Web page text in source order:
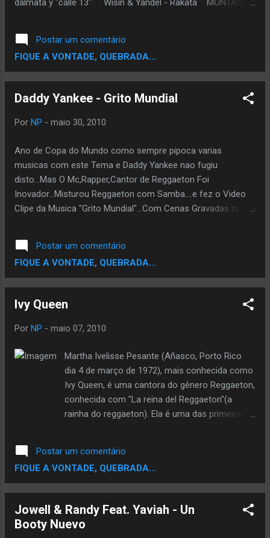
dalmata y "calle 13" Wisin & Yandel - Rakata MONTANA
Y Tito, Zion Y Lennox, Daddy Yankee, Luny Tunes - Mas Flow
Zion - Fantasma
Postar um comentário
FIQUE A VONTADE, QUEBRADA...
Daddy Yankee - Grito Mundial
Por NP - maio 30, 2010
Ano de Copa do Mundo como sempre pipoca varias
musicas com este Tema e Daddy Yankee nao fugiu
disto...Mas O Mc,Rapper,Cantor de Reggaeton Foi
Inovador...Misturou Reggaeton com Samba....e fez o Video
Clipe da Musica "Grito Mundial"...Com Cenas Gravadas no
nossa Capoeira..Claro q ele mostro a Unial de varias
Cutura..atravez do Futebol..mas como o brasil è o melhor no
Esporte teve um melhor Destaque no Clipe Veja:
Postar um comentário
FIQUE A VONTADE, QUEBRADA...
Ivy Queen
Por NP - maio 07, 2010
Martha Ivelisse Pesante (Añasco, Porto Rico
dia 4 de março de 1972), mais conhecida como
Ivy Queen, é uma cantora do gênero Reggaeton,
conhecida com "La reina del Reggaeton"(a
rainha do reggaeton). Ela é uma das primeiras
singles em top 10, além de 900,000 álbuns
vendidos no mundo. Ivy Queen - Amor De
Ganster (Sentimiento Platinium Edition) Ivy
Version (Sentimiento Platinium Edition)
Ivy_Queen_Sentimiento_-_Platinum_Edition Ivy
Postar um comentário
FIQUE A VONTADE, QUEBRADA...
Jowell & Randy Feat. Yaviah - Un
Booty Nuevo